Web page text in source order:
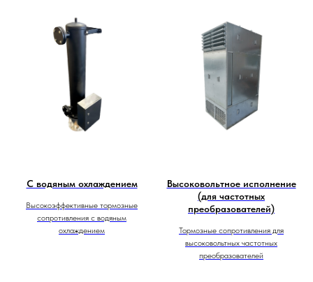
С водяным охлаждением
Высокоэффективные тормозные
сопротивления с водяным
охлаждением
Высоковольтное исполнение
(для частотных
преобразователей)
Тормозные сопротивления для
высоковольтных частотных
преобразователей